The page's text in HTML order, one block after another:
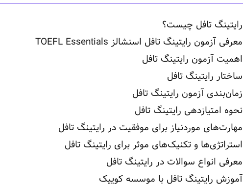
رایتینگ تافل چیست؟
معرفی آزمون رایتینگ تافل اسنشالز TOEFL Essentials
اهمیت آزمون رایتینگ تافل
ساختار رایتینگ تافل
زمان‌بندی آزمون رایتینگ تافل
نحوه امتیازدهی رایتینگ تافل
مهارت‌های موردنیاز برای موفقیت در رایتینگ تافل
استراتژی‌ها و تکنیک‌های موثر برای رایتینگ تافل
معرفی انواع سوالات در رایتینگ تافل
آموزش رایتینگ تافل با موسسه کوییک